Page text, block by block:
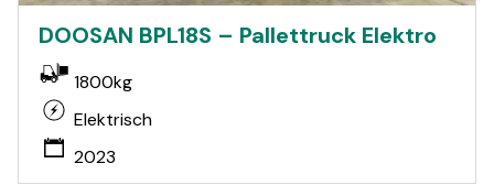
DOOSAN BPL18S – Pallettruck Elektro
1800kg
Elektrisch
2023